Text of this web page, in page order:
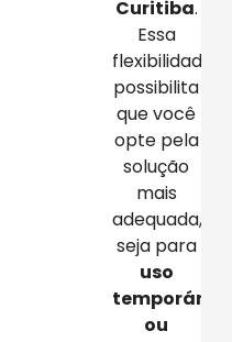
Curitiba.
Essa
flexibilidade
possibilita
que você
opte pela
solução
mais
adequada,
seja para
uso
temporário
ou